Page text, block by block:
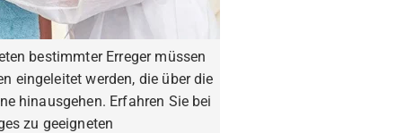
bestimmter Erreger müssen
eingeleitet werden, die über die
hinausgehen. Erfahren Sie bei
zu geeigneten